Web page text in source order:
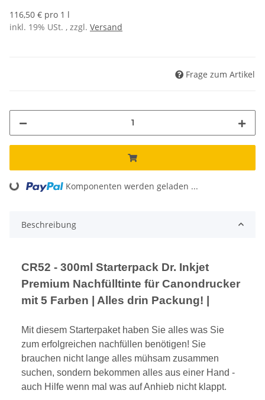
116,50 € pro 1 l
inkl. 19% USt. , zzgl. Versand
Frage zum Artikel
Loading... Komponenten werden geladen ...
Beschreibung
CR52 - 300ml Starterpack Dr. Inkjet
Premium Nachfülltinte für Canondrucker
mit 5 Farben | Alles drin Packung! |
Mit diesem Starterpaket haben Sie alles was Sie
zum erfolgreichen nachfüllen benötigen! Sie
brauchen nicht lange alles mühsam zusammen
suchen, sondern bekommen alles aus einer Hand -
auch Hilfe wenn mal was auf Anhieb nicht klappt.